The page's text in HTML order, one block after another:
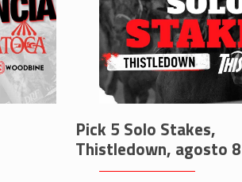
Pick 5 Solo Stakes,
Thistledown, agosto 8